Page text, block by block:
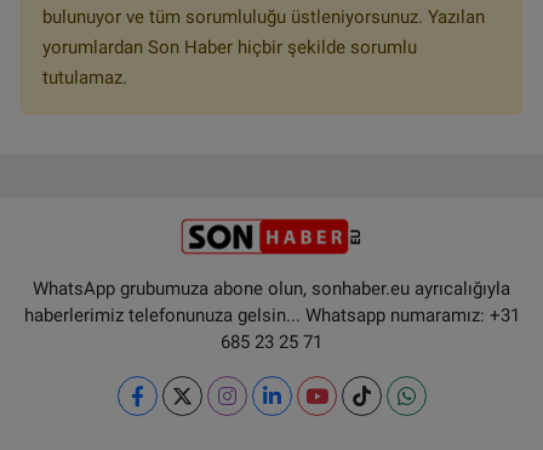
bulunuyor ve tüm sorumluluğu üstleniyorsunuz. Yazılan
yorumlardan Son Haber hiçbir şekilde sorumlu
tutulamaz.
WhatsApp grubumuza abone olun, sonhaber.eu ayrıcalığıyla
haberlerimiz telefonunuza gelsin... Whatsapp numaramız: +31
685 23 25 71